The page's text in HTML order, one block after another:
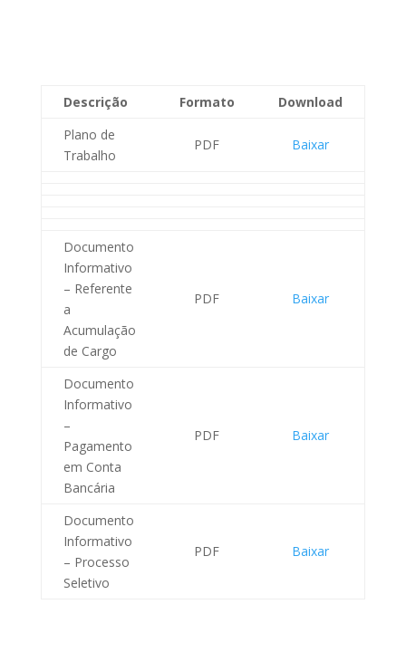
Descrição Formato
Download
Plano de
Trabalho
PDF Baixar
Documento
Informativo
– Referente
a
Acumulação
de Cargo
PDF Baixar
Documento
Informativo
–
Pagamento
em Conta
Bancária
PDF Baixar
Documento
Informativo
– Processo
Seletivo
PDF Baixar